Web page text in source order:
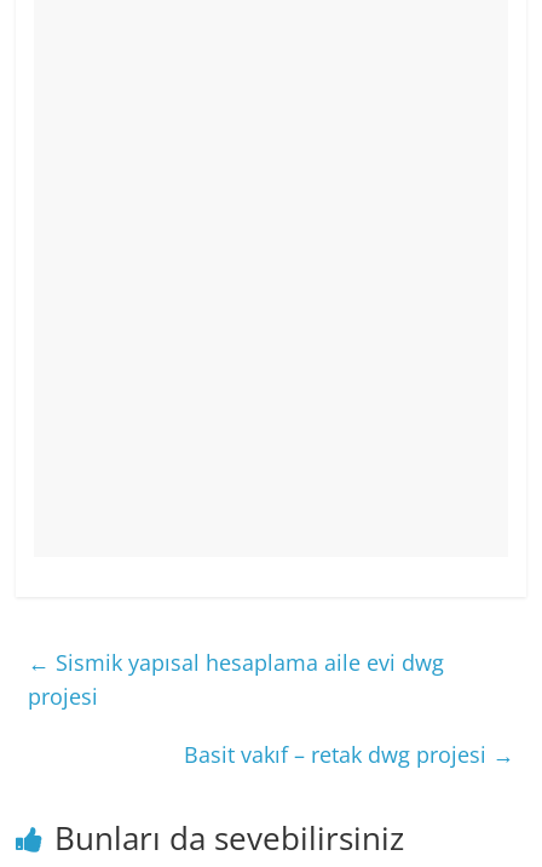
← Sismik yapısal hesaplama aile evi dwg
projesi
Basit vakıf – retak dwg projesi →
Bunları da sevebilirsiniz